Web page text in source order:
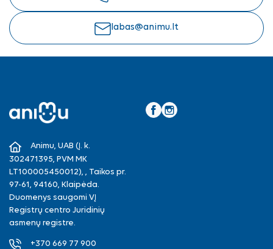
labas@animu.lt
Animu, UAB (Į. k.
302471395, PVM MK
LT100005450012), , Taikos pr.
97-61, 94160, Klaipėda.
Duomenys saugomi VĮ
Registrų centro Juridinių
asmenų registre.
+370 669 77 900